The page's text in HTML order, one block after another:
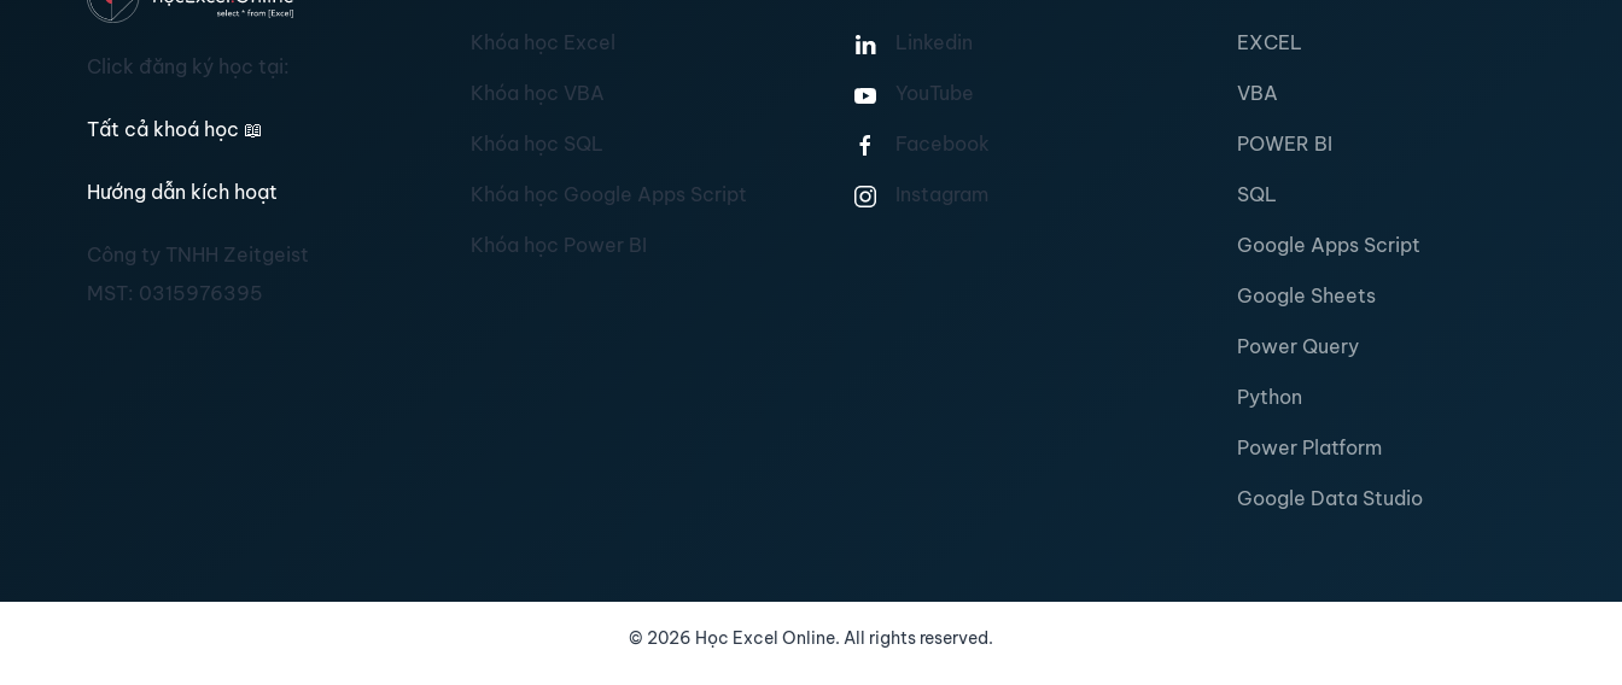
Click đăng ký học tại:
Tất cả khoá học 📖
Hướng dẫn kích hoạt
Công ty TNHH Zeitgeist
MST: 0315976395
Khóa học Excel
Khóa học VBA
Khóa học SQL
Khóa học Google Apps Script
Khóa học Power BI
Linkedin
YouTube
Facebook
Instagram
EXCEL
VBA
POWER BI
SQL
Google Apps Script
Google Sheets
Power Query
Python
Power Platform
Google Data Studio
© 2026 Học Excel Online. All rights reserved.